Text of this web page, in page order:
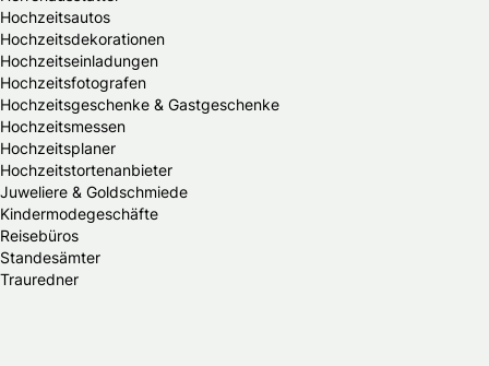
Hochzeitsautos
Hochzeitsdekorationen
Hochzeitseinladungen
Hochzeitsfotografen
Hochzeitsgeschenke & Gastgeschenke
Hochzeitsmessen
Hochzeitsplaner
Hochzeitstortenanbieter
Juweliere & Goldschmiede
Kindermodegeschäfte
Reisebüros
Standesämter
Trauredner